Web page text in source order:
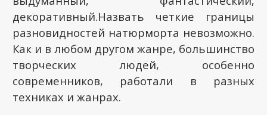
декоративный.Назвать четкие границы
разновидностей натюрморта невозможно.
Как и в любом другом жанре, большинство
творческих людей, особенно
современников, работали в разных
техниках и жанрах.